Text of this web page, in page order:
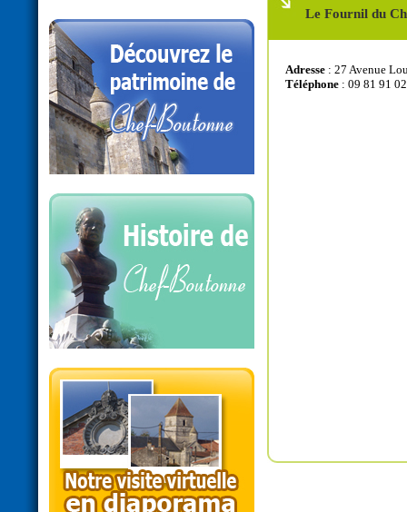
Le Fournil du
Adresse : 27 Avenue
Téléphone : 09 81 91